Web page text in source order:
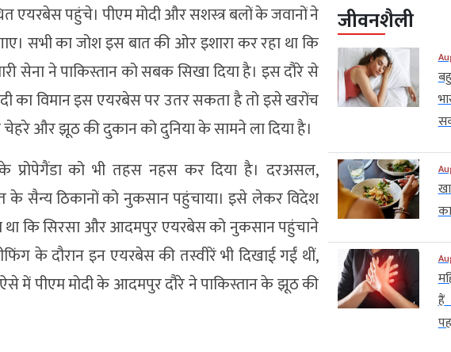
एयरबेस पहुंचे। पीएम मोदी और सशस्त्र बलों के जवानों ने
सभी का जोश इस बात की ओर इशारा कर रहा था कि
ने पाकिस्तान को सबक सिखा दिया है। इस दौरे से
का विमान इस एयरबेस पर उतर सकता है तो इसे खरोंच
और झूठ की दुकान को दुनिया के सामने ला दिया है।
प्रोपेगैंडा को भी तहस नहस कर दिया है। दरअसल,
के सैन्य ठिकानों को नुकसान पहुंचाया। इसे लेकर विदेश
था कि सिरसा और आदमपुर एयरबेस को नुकसान पहुंचाने
के दौरान इन एयरबेस की तस्वीरें भी दिखाई गईं थीं,
में पीएम मोदी के आदमपुर दौरे ने पाकिस्तान के झूठ की
जीवनशैली
हैं